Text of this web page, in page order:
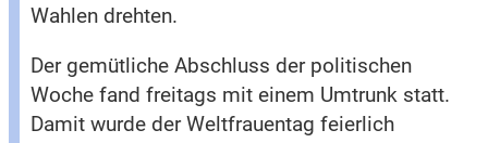
Wahlen drehten.
Der gemütliche Abschluss der politischen
Woche fand freitags mit einem Umtrunk statt.
Damit wurde der Weltfrauentag feierlich